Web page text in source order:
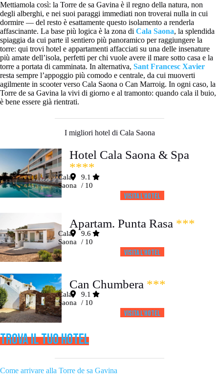
Mettiamola così: la Torre de sa Gavina è il regno della natura, non
degli alberghi, e nei suoi paraggi immediati non troverai nulla in cui
dormire — del resto è esattamente questo isolamento a renderla
affascinante. La base più logica è la zona di Cala Saona, la splendida
spiaggia da cui parte il sentiero più panoramico per raggiungere la
torre: qui trovi hotel e appartamenti affacciati su una delle insenature
più amate dell’isola, perfetti per chi vuole avere il mare sotto casa e la
torre a portata di camminata. In alternativa, Sant Francesc Xavier
resta sempre l’appoggio più comodo e centrale, da cui muoverti
agilmente in scooter verso Cala Saona o Can Marroig. In ogni caso, la
Torre de sa Gavina la vivi di giorno e al tramonto: quando cala il buio,
è bene essere già rientrati.
I migliori hotel di Cala Saona
Hotel Cala Saona & Spa
****
Cala
Saona
9.1
/ 10
Visita l’HOTEL
Apartam. Punta Rasa ***
Cala
Saona
9.6
/ 10
Visita l’HOTEL
Can Chumbera ***
Cala
Saona
9.1
/ 10
Visita l’HOTEL
TROVA IL TUO HOTEL
Come arrivare alla Torre de sa Gavina